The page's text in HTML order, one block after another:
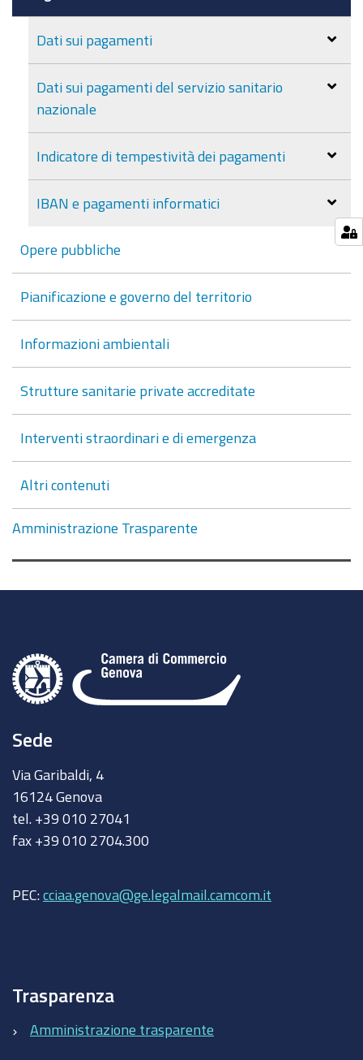
Dati sui pagamenti
Dati sui pagamenti del servizio sanitario
nazionale
Indicatore di tempestività dei pagamenti
IBAN e pagamenti informatici
Opere pubbliche
Pianificazione e governo del territorio
Informazioni ambientali
Strutture sanitarie private accreditate
Interventi straordinari e di emergenza
Altri contenuti
Amministrazione Trasparente
Sede
Via Garibaldi, 4
16124 Genova
tel. +39 010 27041
fax +39 010 2704.300
PEC: cciaa.genova@ge.legalmail.camcom.it
Trasparenza
Amministrazione trasparente